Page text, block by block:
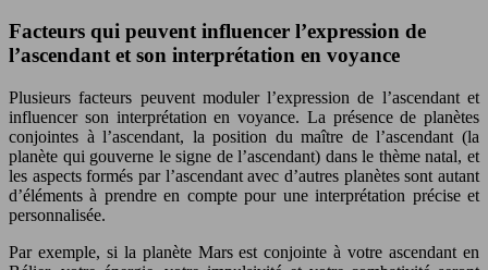
Facteurs qui peuvent influencer l’expression de
l’ascendant et son interprétation en voyance
Plusieurs facteurs peuvent moduler l’expression de l’ascendant et
influencer son interprétation en voyance. La présence de planètes
conjointes à l’ascendant, la position du maître de l’ascendant (la
planète qui gouverne le signe de l’ascendant) dans le thème natal, et
les aspects formés par l’ascendant avec d’autres planètes sont autant
d’éléments à prendre en compte pour une interprétation précise et
personnalisée.
Par exemple, si la planète Mars est conjointe à votre ascendant en